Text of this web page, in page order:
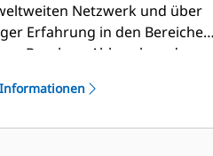
Netzwerk und über
Erfahrung in den Bereichen
Bergbau, Abbruch und